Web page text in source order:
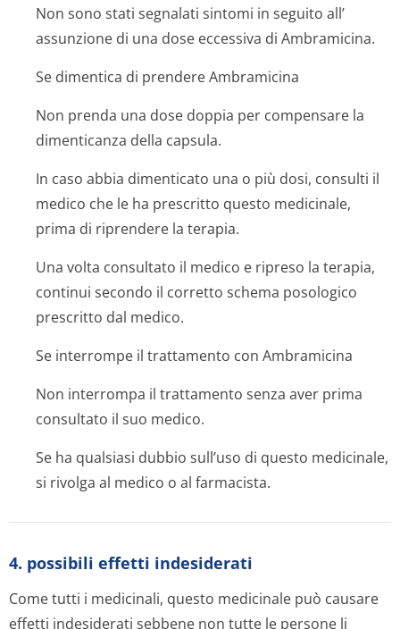
Non sono stati segnalati sintomi in seguito all’
assunzione di una dose eccessiva di Ambramicina.
Se dimentica di prendere Ambramicina
Non prenda una dose doppia per compensare la
dimenticanza della capsula.
In caso abbia dimenticato una o più dosi, consulti il
medico che le ha prescritto questo medicinale,
prima di riprendere la terapia.
Una volta consultato il medico e ripreso la terapia,
continui secondo il corretto schema posologico
prescritto dal medico.
Se interrompe il trattamento con Ambramicina
Non interrompa il trattamento senza aver prima
consultato il suo medico.
Se ha qualsiasi dubbio sull’uso di questo medicinale,
si rivolga al medico o al farmacista.
4. possibili effetti indesiderati
Come tutti i medicinali, questo medicinale può causare
effetti indesiderati sebbene non tutte le persone li